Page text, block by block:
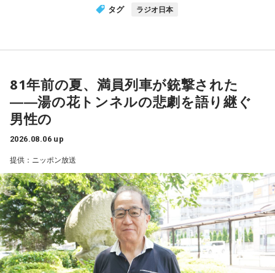
タグ ラジオ日本
81年前の夏、満員列車が銃撃された
――湯の花トンネルの悲劇を語り継ぐ
男性の
2026.08.06 up
提供：ニッポン放送